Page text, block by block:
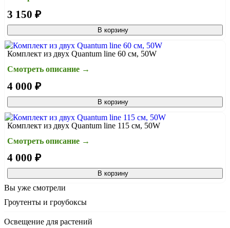
3 150 ₽
В корзину
Комплект из двух Quantum line 60 см, 50W
Смотреть описание →
4 000 ₽
В корзину
Комплект из двух Quantum line 115 см, 50W
Смотреть описание →
4 000 ₽
В корзину
Вы уже смотрели
Гроутенты и гроубоксы
Освещение для растений